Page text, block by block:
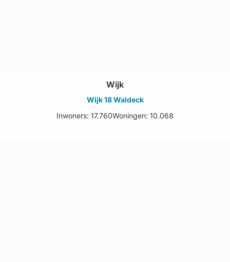
Wijk
Wijk 18 Waldeck
Inwoners: 17.760Woningen: 10.068